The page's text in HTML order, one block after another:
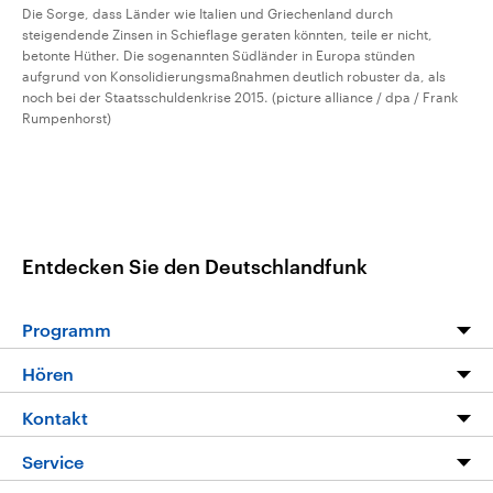
Die Sorge, dass Länder wie Italien und Griechenland durch
steigendende Zinsen in Schieflage geraten könnten, teile er nicht,
betonte Hüther. Die sogenannten Südländer in Europa stünden
aufgrund von Konsolidierungsmaßnahmen deutlich robuster da, als
noch bei der Staatsschuldenkrise 2015. (picture alliance / dpa / Frank
Rumpenhorst)
Entdecken Sie den Deutschlandfunk
Programm
Programm
Die Nachrichten
Nachrichtenleicht
Hören
Livestream
Podcasts
Kontakt
Hörerservice
Service